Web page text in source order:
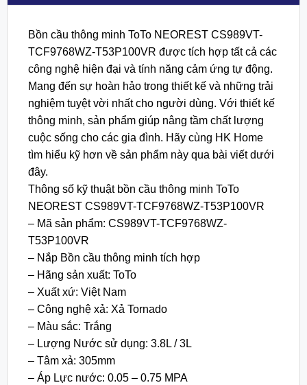
Bồn cầu thông minh ToTo NEOREST CS989VT-
TCF9768WZ-T53P100VR được tích hợp tất cả các
công nghệ hiện đại và tính năng cảm ứng tự động.
Mang đến sự hoàn hảo trong thiết kế và những trải
nghiệm tuyệt vời nhất cho người dùng. Với thiết kế
thông minh, sản phẩm giúp nâng tầm chất lượng
cuộc sống cho các gia đình. Hãy cùng HK Home
tìm hiểu kỹ hơn về sản phẩm này qua bài viết dưới
đây.
Thông số kỹ thuật bồn cầu thông minh ToTo
NEOREST CS989VT-TCF9768WZ-T53P100VR
– Mã sản phẩm: CS989VT-TCF9768WZ-
T53P100VR
– Nắp Bồn cầu thông minh tích hợp
– Hãng sản xuất: ToTo
– Xuất xứ: Việt Nam
– Công nghệ xả: Xả Tornado
– Màu sắc: Trắng
– Lượng Nước sử dụng: 3.8L / 3L
– Tâm xả: 305mm
– Áp Lực nước: 0.05 – 0.75 MPA